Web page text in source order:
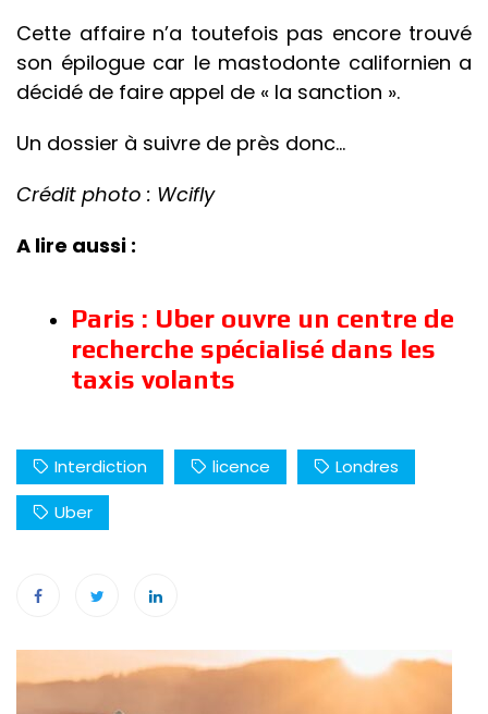
Cette affaire n’a toutefois pas encore trouvé
son épilogue car le mastodonte californien a
décidé de faire appel de « la sanction ».
Un dossier à suivre de près donc…
Crédit photo : Wcifly
A lire aussi :
Paris : Uber ouvre un centre de
recherche spécialisé dans les
taxis volants
Interdiction licence
Londres
Uber
Navigation